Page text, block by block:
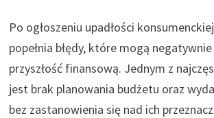
Po ogłoszeniu upadłości
popełnia błędy, które mogą negatywnie
przyszłość finansową. Jednym z
jest brak planowania budżetu oraz
bez zastanowienia się nad ich